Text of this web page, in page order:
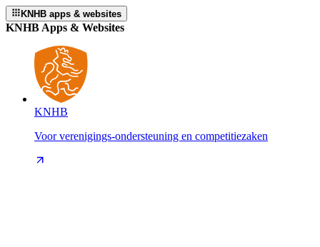
KNHB apps & websites
KNHB Apps & Websites
KNHB
Voor verenigings-ondersteuning en competitiezaken